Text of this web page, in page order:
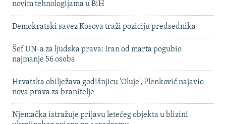
novim tehnologijama u BiH
Demokratski savez Kosova traži poziciju predsednika
Šef UN-a za ljudska prava: Iran od marta pogubio
najmanje 56 osoba
Hrvatska obilježava godišnjicu 'Oluje', Plenković najavio
nova prava za branitelje
Njemačka istražuje prijavu letećeg objekta u blizini